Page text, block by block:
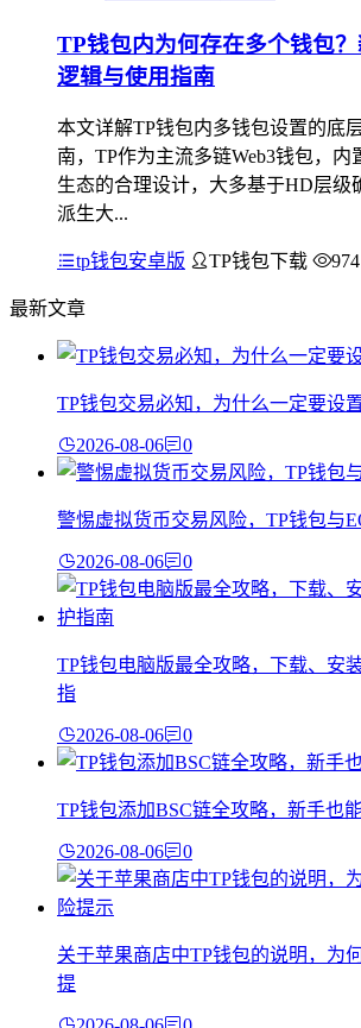
TP钱包内为何存在多个钱包
逻辑与使用指南
本文详解TP钱包内多钱包设置的底
南，TP作为主流多链Web3钱包，
生态的合理设计，大多基于HD层级
派生大...
tp钱包安卓版 TP钱包下载 974
最新文章
TP钱包交易必知，为什么一定要设
2026-08-06 0
警惕虚拟货币交易风险，TP钱包与
2026-08-06 0
TP钱包电脑版最全攻略，下载、安
指
2026-08-06 0
TP钱包添加BSC链全攻略，新手也
2026-08-06 0
关于苹果商店中TP钱包的说明，为
提